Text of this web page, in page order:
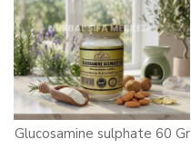
Glucosamine sulphate 60 Gr